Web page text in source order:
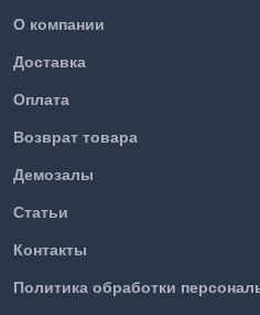
О компании
Доставка
Оплата
Возврат товара
Демозалы
Статьи
Контакты
Политика обработки